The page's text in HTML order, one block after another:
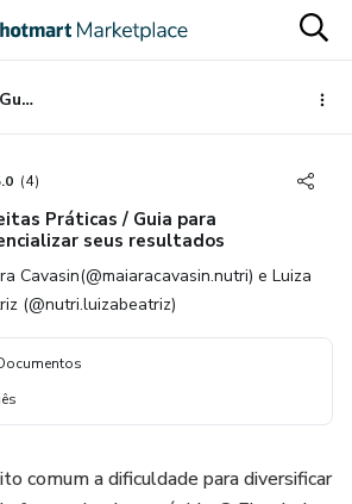
Receitas Práticas / Guia para potencializar seus resultados
(4)
Práticas / Guia para
seus resultados
Cavasin(@maiaracavasin.nutri) e Luiza
(@nutri.luizabeatriz)
comum a dificuldade para diversificar